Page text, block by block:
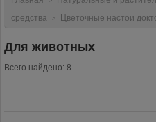
средства
> Цветочные настои
Для животных
Всего найдено: 8